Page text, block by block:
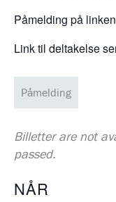
Påmelding på
Link til deltakelse
Påmelding
Billetter are not
passed.
NÅR